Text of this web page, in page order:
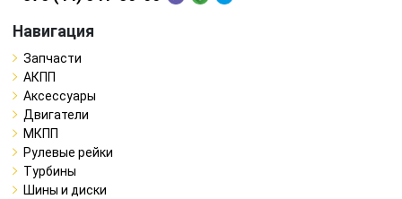
Навигация
Запчасти
АКПП
Аксессуары
Двигатели
МКПП
Рулевые рейки
Турбины
Шины и диски